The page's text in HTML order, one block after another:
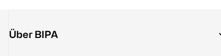
Über BIPA